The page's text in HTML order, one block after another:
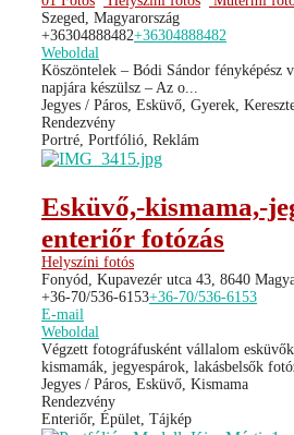
Szeged, Magyarország
+36304888482+36304888482
Weboldal
Köszöntelek – Bódi Sándor fényképész
napjára készülsz – Az o...
Jegyes / Páros, Esküvő, Gyerek,
Rendezvény
Portré, Portfólió, Reklám
Esküvő,-kismama,-
enteriőr fotózás
Helyszíni fotós
Fonyód, Kupavezér utca 43, 8640
+36-70/536-6153+36-70/536-6153
E-mail
Weboldal
Végzett fotográfusként vállalom
kismamák, jegyespárok, lakásbelsők
Jegyes / Páros, Esküvő, Kismama
Rendezvény
Enteriőr, Épület, Tájkép